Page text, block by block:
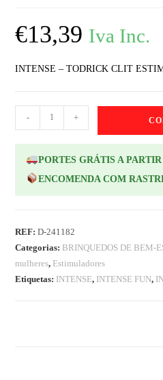
€13,39 Iva Inc.
INTENSE – TODRICK CLIT
- +
PORTES GRÁTIS A PARTIR
ENCOMENDA COM
REF:D-241182
Categorias: BRINQUEDOS DE BEM-
mulheres, Estimuladores
Etiquetas: INTENSE, INTENSE FUN,